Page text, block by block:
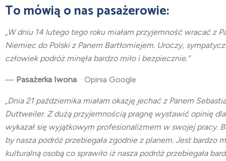
To mówią o nas pasażerowie:
„W dniu 14 lutego tego roku miałam przyjemność wracać z
Niemiec do Polski z Panem Bartłomiejem. Uroczy,
człowiek podróż minęła bardzo miło i bezpiecznie.”
— Pasażerka Iwona · Opinia Google
„Dnia 21 października miałam okazję jechać z Panem
Duttweiler. Z dużą przyjemnością pragnę wystawić opinię
wykazał się wyjątkowym profesionalizmem w swojej pracy.
by nasza podróż przebiegała zgodnie z planem. Jest bardzo
kulturalną osobą co sprawiło iż nasza podróż przebiegała